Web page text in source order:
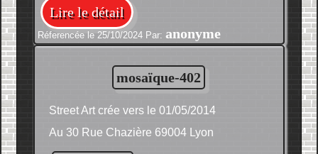
Lire le détail
Réferencée le 25/10/2024 Par:anonyme
mosaïque-402
Street Art crée vers le 01/05/2014
Au 30 Rue Chazière 69004 Lyon